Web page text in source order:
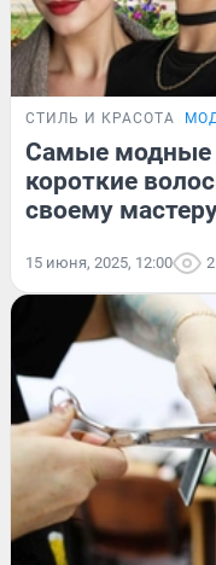
СТИЛЬ И КРАСОТА
Самые модные
короткие
своему
15 июня, 2025, 12:00